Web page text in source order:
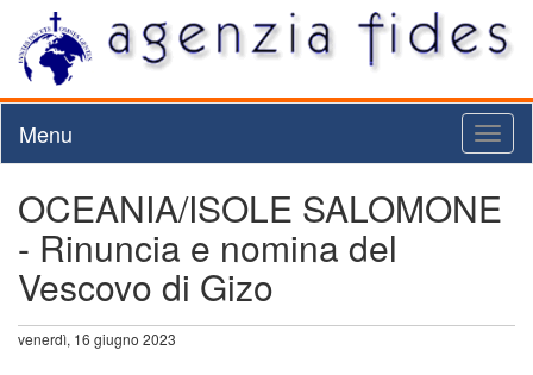
Menu
OCEANIA/ISOLE SALOMONE
- Rinuncia e nomina del
Vescovo di Gizo
venerdì, 16 giugno 2023